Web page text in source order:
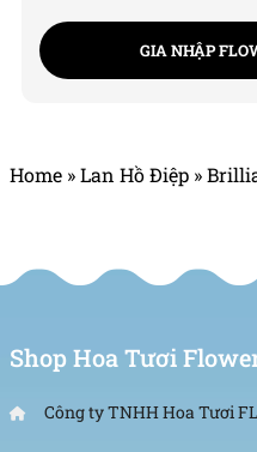
GIA NHẬP
Home »Lan Hồ Điệp »
Shop Hoa Tươi
Công ty TNHH Hoa Tươi